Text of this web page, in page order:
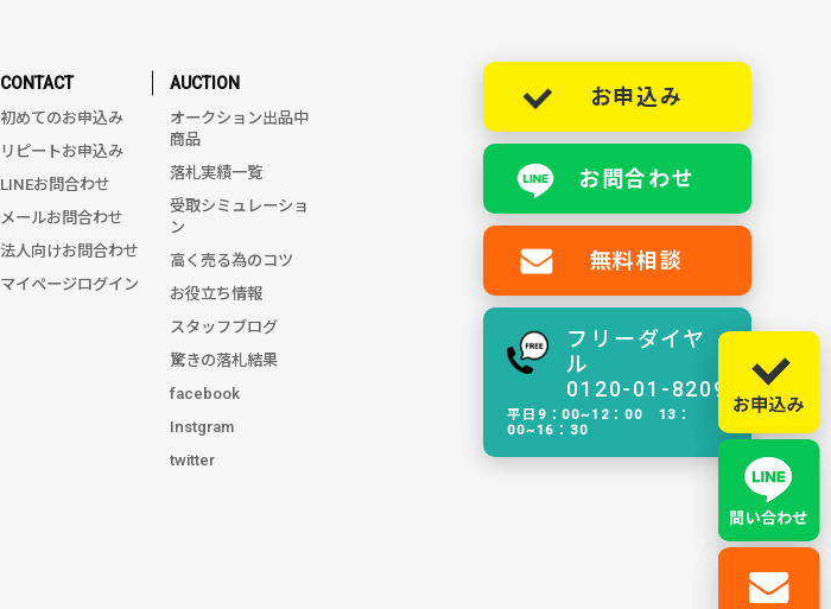
CONTACT
初めてのお申込み
リピートお申込み
LINEお問合わせ
メールお問合わせ
法人向けお問合わせ
マイページログイン
AUCTION
オークション出品中
商品
落札実績一覧
受取シミュレーショ
ン
高く売る為のコツ
お役立ち情報
スタッフブログ
驚きの落札結果
facebook
Instgram
twitter
お申込み
お問合わせ
無料相談
フリーダイヤ
ル
0120-01-8209
平日9：00~12：00 13：
00~16：30